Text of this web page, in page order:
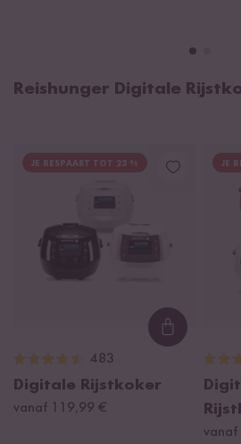
Reishunger Digitale
JE BESPAART TOT 23 %
Loading...
483
Digitale Rijstkoker
vanaf 119,99 €
JE
vanaf